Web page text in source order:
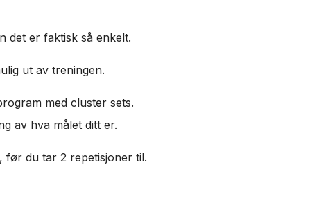
det er faktisk så enkelt.
ut av treningen.
med cluster sets.
av hva målet ditt er.
før du tar 2 repetisjoner til.